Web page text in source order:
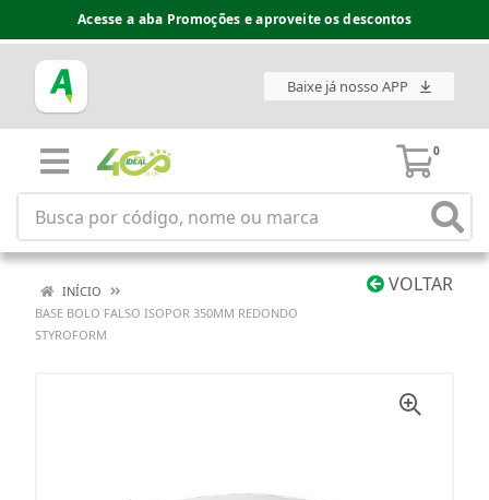
Acesse a aba Promoções e aproveite os descontos
Baixe já nosso APP
0
VOLTAR
INÍCIO
BASE BOLO FALSO ISOPOR 350MM REDONDO
STYROFORM